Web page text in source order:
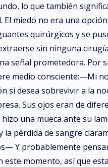
lo que también
miedo no era una
quirúrgicos y se
sin ninguna
señal prometedora. Por
medio consciente:—Mi
si desea sobrevivir a la
Sus ojos eran de
una mueca ante su
pérdida de sangre
Y probablemente
momento, así que